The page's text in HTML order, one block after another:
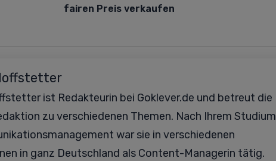
fairen Preis verkaufen
ist Redakteurin bei Goklever.de und betreut die
zu verschiedenen Themen. Nach Ihrem Studium
war sie in verschiedenen
in ganz Deutschland als Content-Managerin tätig.